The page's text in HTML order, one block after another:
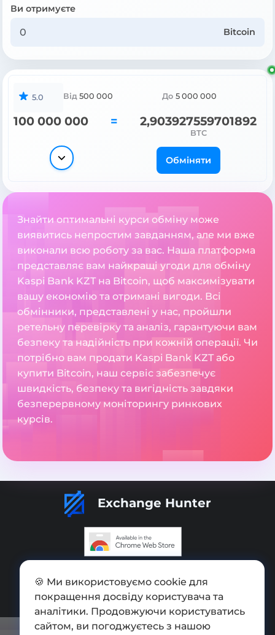
Ви отримуєте
Bitcoin
5.0 Від 500 000 До 5 000 000
100 000 000 = 2,903927559701892
BTC
Обміняти
Знайти оптимальні курси обміну може
виявитись непростим завданням, але ми вже
виконали всю роботу за вас. Наша платформа
представляє вам найкращі угоди для обміну
Kaspi Bank KZT на Bitcoin, щоб максимізувати
вашу економію та отримані вигоди. Всі
обмінники, представлені у нас, пройшли
ретельну перевірку та аналіз, гарантуючи вам
безпеку та надійність при кожній операції. Чи
потрібно вам продати Kaspi Bank KZT або
купити Bitcoin, наш сервіс забезпечує
швидкість, безпеку та вигідність завдяки
безперервному моніторингу ринкових
курсів.
Exchange Hunter
Мапа сайту
Press kit
🍪 Ми використовуємо cookie для
покращення досвіду користувача та
аналітики. Продовжуючи користуватись
сайтом, ви погоджуєтесь з нашою